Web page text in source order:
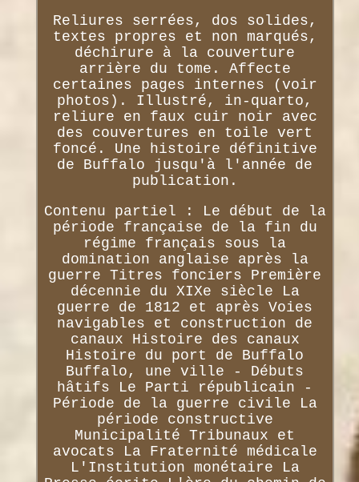
Reliures serrées, dos solides,
textes propres et non marqués,
déchirure à la couverture
arrière du tome. Affecte
certaines pages internes (voir
photos). Illustré, in-quarto,
reliure en faux cuir noir avec
des couvertures en toile vert
foncé. Une histoire définitive
de Buffalo jusqu'à l'année de
publication.
Contenu partiel : Le début de la
période française de la fin du
régime français sous la
domination anglaise après la
guerre Titres fonciers Première
décennie du XIXe siècle La
guerre de 1812 et après Voies
navigables et construction de
canaux Histoire des canaux
Histoire du port de Buffalo
Buffalo, une ville - Débuts
hâtifs Le Parti républicain -
Période de la guerre civile La
période constructive
Municipalité Tribunaux et
avocats La Fraternité médicale
L'Institution monétaire La